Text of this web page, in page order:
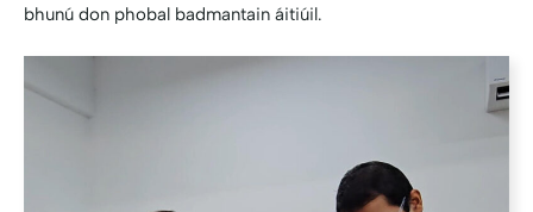
bhunú don phobal badmantain áitiúil.